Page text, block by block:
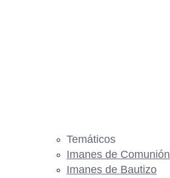
Temáticos
Imanes de Comunión
Imanes de Bautizo